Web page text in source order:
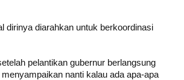
dirinya diarahkan untuk berkoordinasi
pelantikan gubernur berlangsung
nanti kalau ada apa-apa